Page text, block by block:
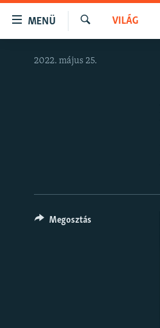
Akadálymentes
MENÜ
NAPIRENDEN
VILÁG
2022. május 25.
Megosztás